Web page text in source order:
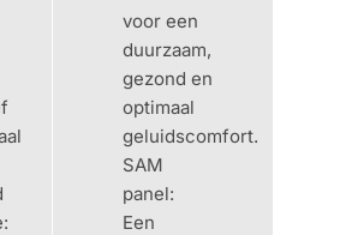
voor een
duurzaam,
gezond en
optimaal
geluidscomfort.
SAM
panel:
Een